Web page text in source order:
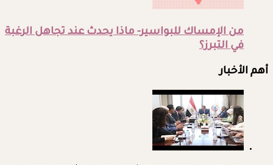
من الإمساك للبواسير- ماذا يحدث عند تجاهل الرغبة
في التبرز؟
أهم الأخبار